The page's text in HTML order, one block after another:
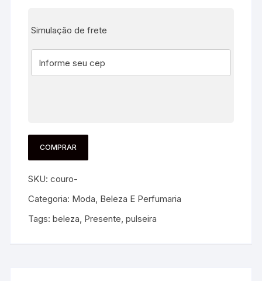
Simulação de frete
COMPRAR
SKU:couro-
Categoria: Moda, Beleza E Perfumaria
Tags:beleza, Presente,pulseira